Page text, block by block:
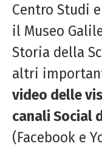
Centro Studi
il Museo
Storia della
altri
video delle
canali Social
(Facebook e